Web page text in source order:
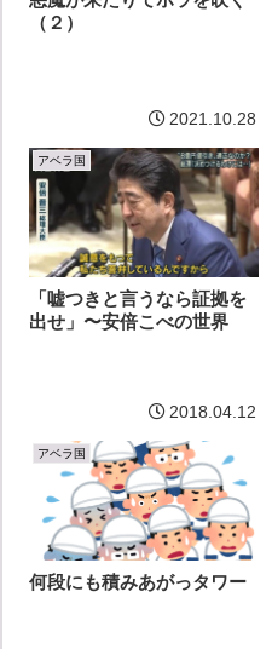
（２）
2021.10.28
アベラ国
「嘘つきと言うなら証拠を
出せ」〜安倍こべの世界
2018.04.12
アベラ国
何段にも積みあがっタワー